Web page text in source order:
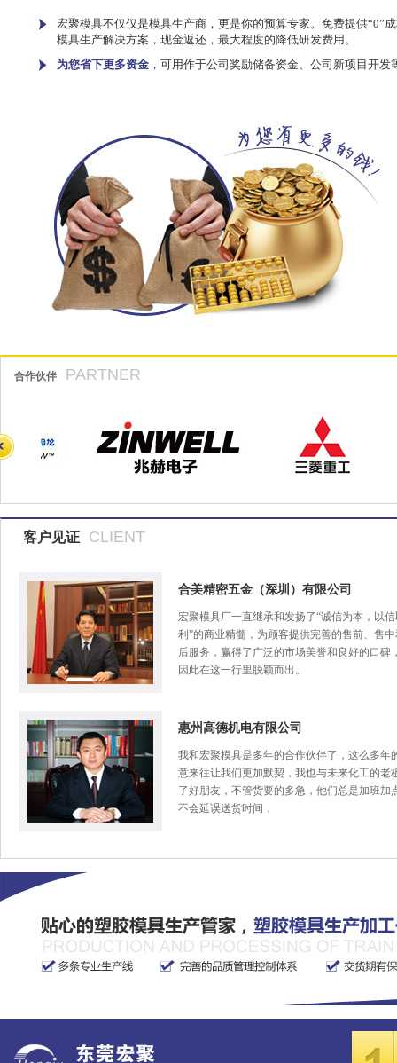
宏聚模具不仅仅是模具生产商，更是你的预算专家。免费提供“0”
模具生产解决方案，现金返还，最大程度的降低研发费用。
为您省下更多资金 ，可用作于公司奖励储备资金、公司新项目开发
合作伙伴 PARTNER
客户见证 CLIENT
合美精密五金（深圳）有限公司
宏聚模具厂一直继承和发扬了“诚信为本，以信
利”的商业精髓，为顾客提供完善的售前、售
后服务，赢得了广泛的市场美誉和良好的口碑
因此在这一行里脱颖而出。
惠州高德机电有限公司
我和宏聚模具是多年的合作伙伴了，这么多年
意来往让我们更加默契，我也与未来化工的老
了好朋友，不管货要的多急，他们总是加班加
不会延误送货时间，